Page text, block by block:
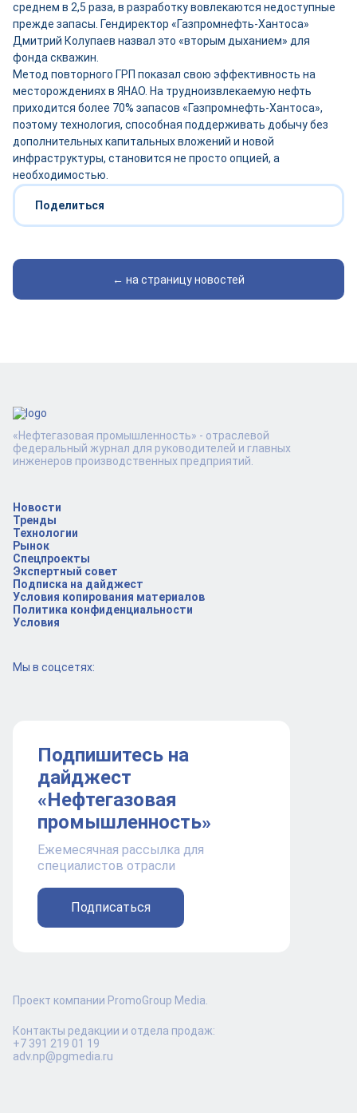
среднем в 2,5 раза, в разработку вовлекаются недоступные
прежде запасы. Гендиректор «Газпромнефть-Хантоса»
Дмитрий Колупаев назвал это «вторым дыханием» для
фонда скважин.
Метод повторного ГРП показал свою эффективность на
месторождениях в ЯНАО. На трудноизвлекаемую нефть
приходится более 70% запасов «Газпромнефть-Хантоса»,
поэтому технология, способная поддерживать добычу без
дополнительных капитальных вложений и новой
инфраструктуры, становится не просто опцией, а
необходимостью.
Поделиться
← на страницу новостей
Новости
Тренды
Технологии
Рынок
Спецпроекты
Экспертный совет
Подписка на дайджест
Условия копирования материалов
Политика конфиденциальности
Условия
Мы в соцсетях:
Подпишитесь на
дайджест
«Нефтегазовая
промышленность»
Ежемесячная рассылка для
специалистов отрасли
Подписаться
«Нефтегазовая промышленность» - отраслевой
федеральный журнал для руководителей и главных
инженеров производственных предприятий.
Проект компании PromoGroup Media.
Контакты редакции и отдела продаж:
+7 391 219 01 19
adv.np@pgmedia.ru